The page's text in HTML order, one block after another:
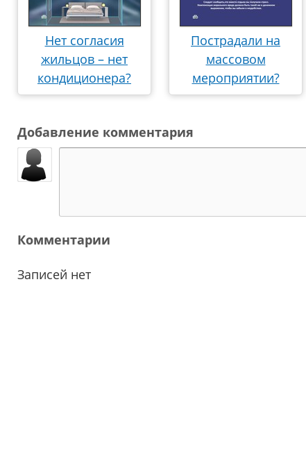
Нет согласия
жильцов – нет
кондиционера?
Пострадали на
массовом
мероприятии?
Добавление комментария
Комментарии
Записей нет